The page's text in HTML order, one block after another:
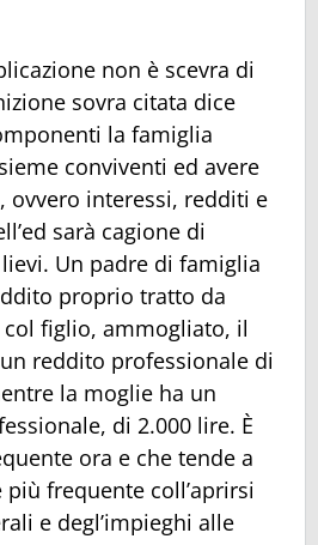
non è scevra di
sovra citata dice
la famiglia
conviventi ed avere
ovvero interessi, redditi e
sarà cagione di
Un padre di famiglia
proprio tratto da
figlio, ammogliato, il
reddito professionale di
la moglie ha un
di 2.000 lire. È
ora e che tende a
frequente coll’aprirsi
e degl’impieghi alle